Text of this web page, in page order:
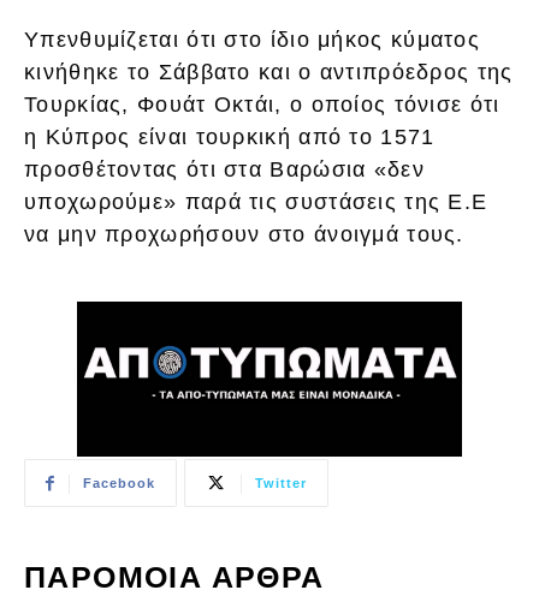
Υπενθυμίζεται ότι στο ίδιο μήκος κύματος
κινήθηκε το Σάββατο και ο αντιπρόεδρος της
Τουρκίας, Φουάτ Οκτάι, ο οποίος τόνισε ότι
η Κύπρος είναι τουρκική από το 1571
προσθέτοντας ότι στα Βαρώσια «δεν
υποχωρούμε» παρά τις συστάσεις της Ε.Ε
να μην προχωρήσουν στο άνοιγμά τους.
Facebook Twitter
ΠΑΡΟΜΟΙΑ ΑΡΘΡΑ